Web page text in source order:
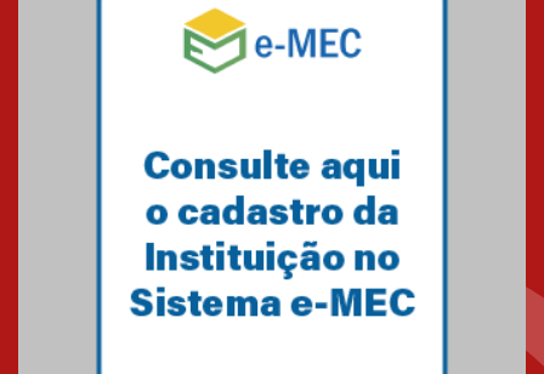
Mackenzie mobiliza campanha
solidária para apoiar famílias em
Minas Gerais
Primeiro culto do ano ressalta o
27.02.2026